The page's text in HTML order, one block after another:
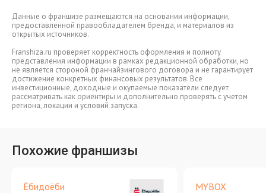
Данные о франшизе размещаются на основании информации,
предоставленной правообладателем бренда, и материалов из
открытых источников.
Franshiza.ru проверяет корректность оформления и полноту
представления информации в рамках редакционной обработки, но
не является стороной франчайзингового договора и не гарантирует
достижение конкретных финансовых результатов. Все
инвестиционные, доходные и окупаемые показатели следует
рассматривать как ориентиры и дополнительно проверять с учетом
региона, локации и условий запуска.
Похожие франшизы
Ёбидоёби MYBOX